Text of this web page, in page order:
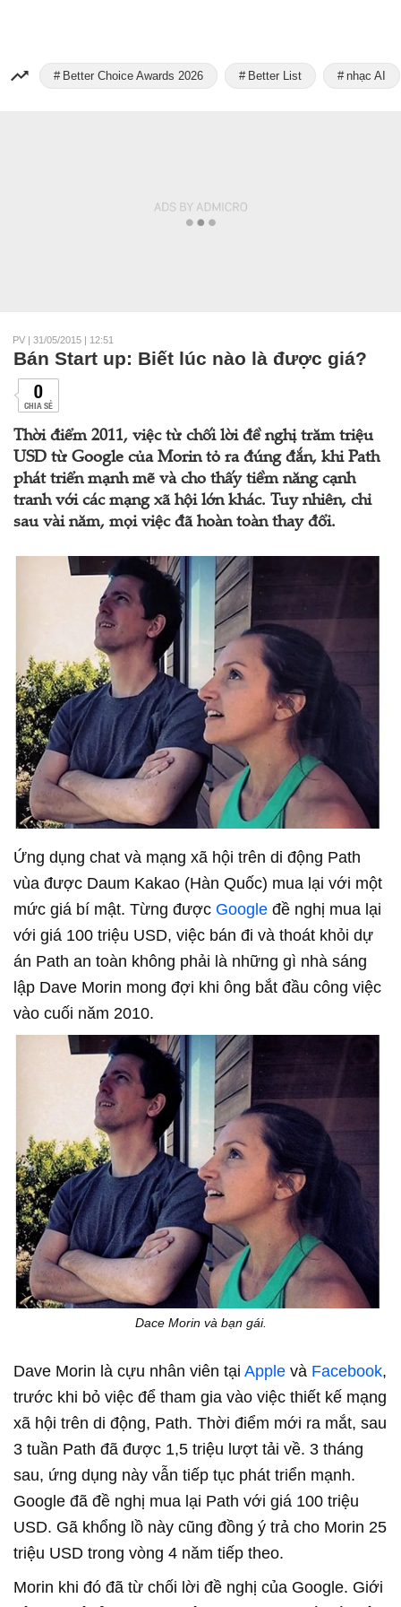
Better Choice Awards 2026 Better List nhạc AI
PV | 31/05/2015 | 12:51
Bán Start up: Biết lúc nào là được giá?
0
CHIA SẺ
Thời điểm 2011, việc từ chối lời đề nghị trăm triệu
USD từ Google của Morin tỏ ra đúng đắn, khi Path
phát triển mạnh mẽ và cho thấy tiềm năng cạnh
tranh với các mạng xã hội lớn khác. Tuy nhiên, chỉ
sau vài năm, mọi việc đã hoàn toàn thay đổi.
Ứng dụng chat và mạng xã hội trên di động Path
vùa được Daum Kakao (Hàn Quốc) mua lại với một
mức giá bí mật. Từng được Google đề nghị mua lại
với giá 100 triệu USD, việc bán đi và thoát khỏi dự
án Path an toàn không phải là những gì nhà sáng
lập Dave Morin mong đợi khi ông bắt đầu công việc
vào cuối năm 2010.
Dace Morin và bạn gái.
Dave Morin là cựu nhân viên tại Apple và Facebook,
trước khi bỏ việc để tham gia vào việc thiết kế mạng
xã hội trên di động, Path. Thời điểm mới ra mắt, sau
3 tuần Path đã được 1,5 triệu lượt tải về. 3 tháng
sau, ứng dụng này vẫn tiếp tục phát triển mạnh.
Google đã đề nghị mua lại Path với giá 100 triệu
USD. Gã khổng lồ này cũng đồng ý trả cho Morin 25
triệu USD trong vòng 4 năm tiếp theo.
Morin khi đó đã từ chối lời đề nghị của Google. Giới